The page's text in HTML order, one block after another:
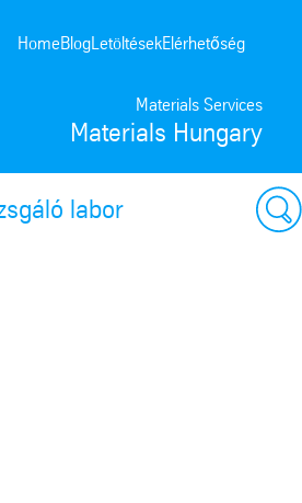
Materials Services
Materials Hungary
HomeBlogLetöltésekElérhetőség
labor